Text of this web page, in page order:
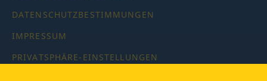
DATENSCHUTZBESTIMMUNGEN
IMPRESSUM
PRIVATSPHÄRE-EINSTELLUNGEN